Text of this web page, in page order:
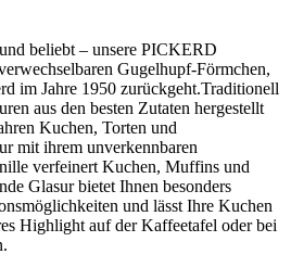
beliebt – unsere PICKERD
Gugelhupf-Förmchen,
im Jahre 1950 zurückgeht.Traditionell
aus den besten Zutaten hergestellt
Kuchen, Torten und
mit ihrem unverkennbaren
verfeinert Kuchen, Muffins und
Glasur bietet Ihnen besonders
und lässt Ihre Kuchen
Highlight auf der Kaffeetafel oder bei